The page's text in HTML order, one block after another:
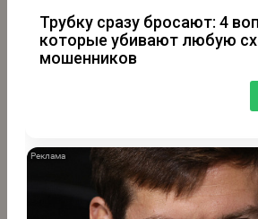
Трубку сразу бросают: 4
которые убивают любую
мошенников